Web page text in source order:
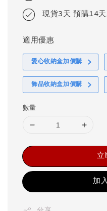
現貨3天 預購14
適用優惠
愛心收納盒加價購
飾品收納盒加價購
數量
立
加